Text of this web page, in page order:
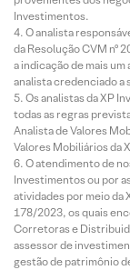
Investimentos.
O analista
da Resolução CVM nº
a indicação de mais
analista credenciado a
Os analistas da XP
todas as regras
Analista de Valores
Valores Mobiliários da
O atendimento de
Investimentos ou por
atividades por meio da
178/2023, os quais
Corretoras e
assessor de
gestão de patrimônio